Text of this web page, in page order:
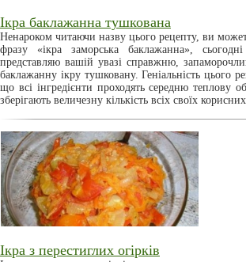
Ікра баклажанна тушкована
Ненароком читаючи назву цього рецепту, ви
фразу «ікра заморська баклажанна»,
представляю вашій увазі справжню,
баклажанну ікру тушковану. Геніальність цього
що всі інгредієнти проходять середню теплову
зберігають величезну кількість всіх своїх
Ікра з перестиглих огірків